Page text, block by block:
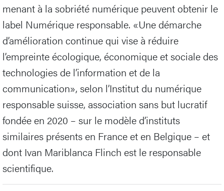
menant à la sobriété numérique peuvent obtenir le
label Numérique responsable. «Une démarche
d’amélioration continue qui vise à réduire
l’empreinte écologique, économique et sociale des
technologies de l’information et de la
communication», selon l’Institut du numérique
responsable suisse, association sans but lucratif
fondée en 2020 – sur le modèle d’instituts
similaires présents en France et en Belgique – et
dont Ivan Mariblanca Flinch est le responsable
scientifique.